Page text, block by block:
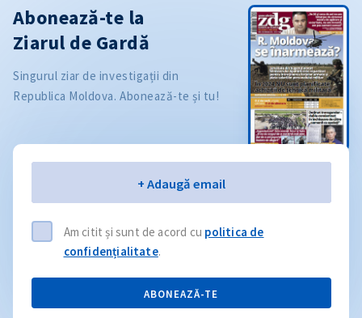
Abonează-te la
Ziarul de Gardă
Singurul ziar de investigații din
Republica Moldova. Abonează-te și tu!
+ Adaugă email
Am citit și sunt de acord cu politica de
confidențialitate.
ABONEAZĂ-TE